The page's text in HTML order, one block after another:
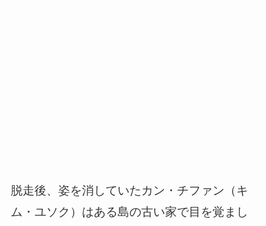
脱走後、姿を消していたカン・チファン（キ
ム・ユソク）はある島の古い家で目を覚まし